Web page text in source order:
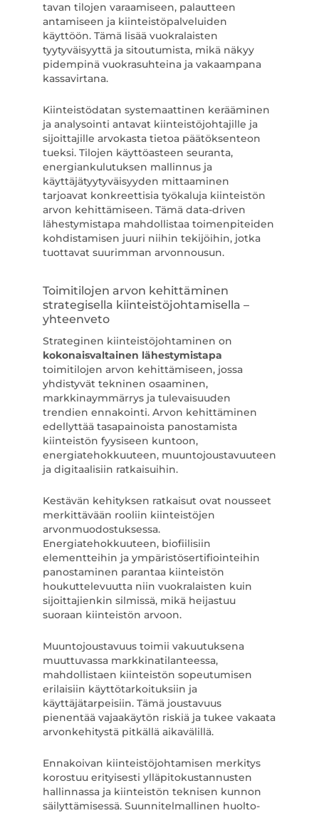
tavan tilojen varaamiseen, palautteen
antamiseen ja kiinteistöpalveluiden
käyttöön. Tämä lisää vuokralaisten
tyytyväisyyttä ja sitoutumista, mikä näkyy
pidempinä vuokrasuhteina ja vakaampana
kassavirtana.
Kiinteistödatan systemaattinen kerääminen
ja analysointi antavat kiinteistöjohtajille ja
sijoittajille arvokasta tietoa päätöksenteon
tueksi. Tilojen käyttöasteen seuranta,
energiankulutuksen mallinnus ja
käyttäjätyytyväisyyden mittaaminen
tarjoavat konkreettisia työkaluja kiinteistön
arvon kehittämiseen. Tämä data-driven
lähestymistapa mahdollistaa toimenpiteiden
kohdistamisen juuri niihin tekijöihin, jotka
tuottavat suurimman arvonnousun.
Toimitilojen arvon kehittäminen
strategisella kiinteistöjohtamisella –
yhteenveto
Strateginen kiinteistöjohtaminen on
kokonaisvaltainen lähestymistapa
toimitilojen arvon kehittämiseen, jossa
yhdistyvät tekninen osaaminen,
markkinaymmärrys ja tulevaisuuden
trendien ennakointi. Arvon kehittäminen
edellyttää tasapainoista panostamista
kiinteistön fyysiseen kuntoon,
energiatehokkuuteen, muuntojoustavuuteen
ja digitaalisiin ratkaisuihin.
Kestävän kehityksen ratkaisut ovat nousseet
merkittävään rooliin kiinteistöjen
arvonmuodostuksessa.
Energiatehokkuuteen, biofiilisiin
elementteihin ja ympäristösertifiointeihin
panostaminen parantaa kiinteistön
houkuttelevuutta niin vuokralaisten kuin
sijoittajienkin silmissä, mikä heijastuu
suoraan kiinteistön arvoon.
Muuntojoustavuus toimii vakuutuksena
muuttuvassa markkinatilanteessa,
mahdollistaen kiinteistön sopeutumisen
erilaisiin käyttötarkoituksiin ja
käyttäjätarpeisiin. Tämä joustavuus
pienentää vajaakäytön riskiä ja tukee vakaata
arvonkehitystä pitkällä aikavälillä.
Ennakoivan kiinteistöjohtamisen merkitys
korostuu erityisesti ylläpitokustannusten
hallinnassa ja kiinteistön teknisen kunnon
säilyttämisessä. Suunnitelmallinen huolto-